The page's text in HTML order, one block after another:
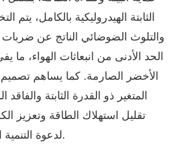
الثابتة الهيدروليكية بالكامل، يتم
والتلوث الضوضائي الناتج عن
الحد الأدنى من انبعاثات الهواء، ما
الأخضر الصارمة. كما يساهم تصميم
المتغير ذو القدرة الثابتة
تقليل استهلاك الطاقة وتعزيز
لدعوة التنمية المستدامة في البلاد.